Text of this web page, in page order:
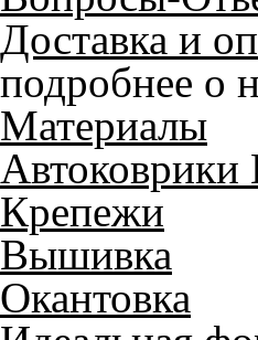
Доставка и
подробнее о
Материалы
Автоковрики
Крепежи
Вышивка
Окантовка